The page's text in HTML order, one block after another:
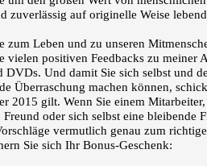
zuverlässig auf originelle Weise
zum Leben und zu unseren
vielen positiven Feedbacks zu meiner
DVDs. Und damit Sie sich selbst und
Überraschung machen können,
2015 gilt. Wenn Sie einem
Freund oder sich selbst eine bleibende
vermutlich genau zum
Sie sich Ihr Bonus-Geschenk: